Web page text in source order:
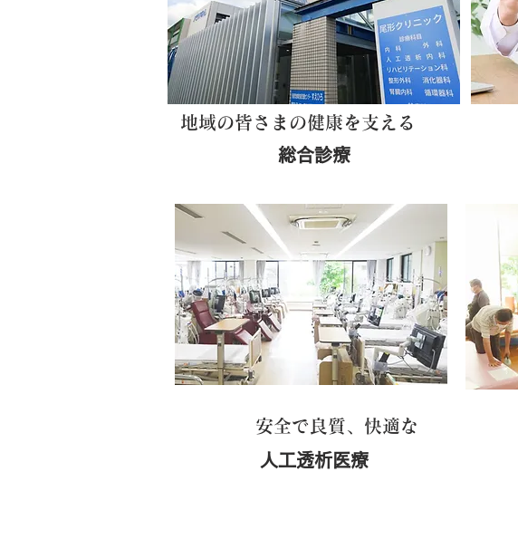
地域の皆さまの健康を支える
総合診療
安全で良質、快適な
人工透析医療